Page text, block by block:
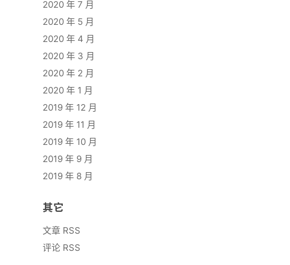
2020 年 7 月
2020 年 5 月
2020 年 4 月
2020 年 3 月
2020 年 2 月
2020 年 1 月
2019 年 12 月
2019 年 11 月
2019 年 10 月
2019 年 9 月
2019 年 8 月
其它
文章 RSS
评论 RSS